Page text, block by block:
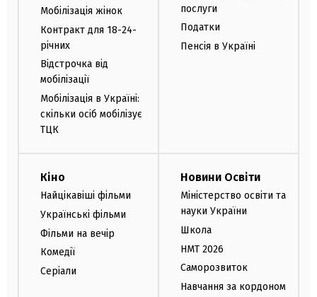
Мобілізація жінок
Контракт для 18-24-
річних
Відстрочка від
мобілізації
Мобілізація в Україні:
скільки осіб мобілізує
ТЦК
послуги
Податки
Пенсія в Україні
Кіно
Найцікавіші фільми
Українські фільми
Фільми на вечір
Комедії
Серіали
Новини Освіти
Міністерство освіти та
науки України
Школа
НМТ 2026
Саморозвиток
Навчання за кордоном